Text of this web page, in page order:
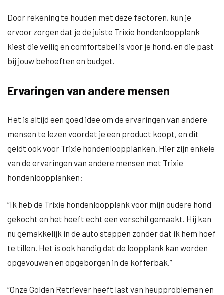
Door rekening te houden met deze factoren, kun je
ervoor zorgen dat je de juiste Trixie hondenloopplank
kiest die veilig en comfortabel is voor je hond, en die past
bij jouw behoeften en budget.
Ervaringen van andere mensen
Het is altijd een goed idee om de ervaringen van andere
mensen te lezen voordat je een product koopt, en dit
geldt ook voor Trixie hondenloopplanken. Hier zijn enkele
van de ervaringen van andere mensen met Trixie
hondenloopplanken:
“Ik heb de Trixie hondenloopplank voor mijn oudere hond
gekocht en het heeft echt een verschil gemaakt. Hij kan
nu gemakkelijk in de auto stappen zonder dat ik hem hoef
te tillen. Het is ook handig dat de loopplank kan worden
opgevouwen en opgeborgen in de kofferbak.”
“Onze Golden Retriever heeft last van heupproblemen en